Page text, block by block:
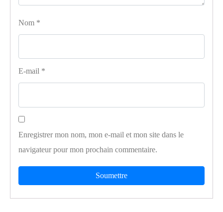
Nom *
E-mail *
Enregistrer mon nom, mon e-mail et mon site dans le
navigateur pour mon prochain commentaire.